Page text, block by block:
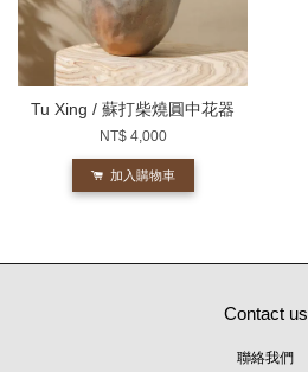
Tu Xing / 蘇打柴燒圓中花器
NT$ 4,000
加入購物車
Contact us
聯絡我們